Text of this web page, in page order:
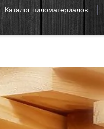
Каталог пиломатериалов